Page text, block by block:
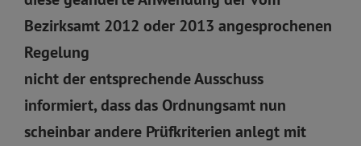
Bezirksamt 2012 oder 2013 angesprochenen
Regelung
nicht der entsprechende Ausschuss
informiert, dass das Ordnungsamt nun
scheinbar andere Prüfkriterien anlegt mit